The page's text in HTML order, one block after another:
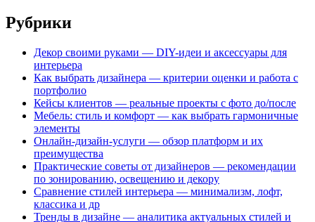
Рубрики
Декор своими руками — DIY-идеи и аксессуары для
интерьера
Как выбрать дизайнера — критерии оценки и работа с
портфолио
Кейсы клиентов — реальные проекты с фото до/после
Мебель: стиль и комфорт — как выбрать гармоничные
элементы
Онлайн-дизайн-услуги — обзор платформ и их
преимущества
Практические советы от дизайнеров — рекомендации
по зонированию, освещению и декору
Сравнение стилей интерьера — минимализм, лофт,
классика и др
Тренды в дизайне — аналитика актуальных стилей и